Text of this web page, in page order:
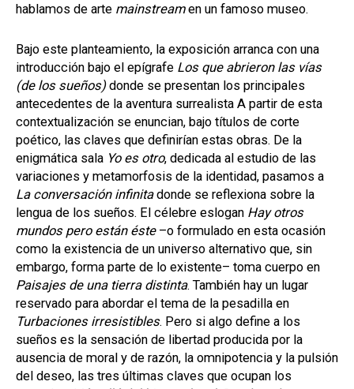
hablamos de arte mainstreamen un famoso museo.
Bajo este planteamiento, la exposición arranca con una
introducción bajo el epígrafe Los que abrieron las vías
(de los sueños)donde se presentan los principales
antecedentes de la aventura surrealista A partir de esta
contextualización se enuncian, bajo títulos de corte
poético, las claves que definirían estas obras. De la
enigmática sala Yo es otro, dedicada al estudio de las
variaciones y metamorfosis de la identidad, pasamos a
La conversación infinitadonde se reflexiona sobre la
lengua de los sueños. El célebre eslogan Hay otros
mundos pero están éste–o formulado en esta ocasión
como la existencia de un universo alternativo que, sin
embargo, forma parte de lo existente– toma cuerpo en
Paisajes de una tierra distinta. También hay un lugar
reservado para abordar el tema de la pesadilla en
Turbaciones irresistibles. Pero si algo define a los
sueños es la sensación de libertad producida por la
ausencia de moral y de razón, la omnipotencia y la pulsión
del deseo, las tres últimas claves que ocupan los